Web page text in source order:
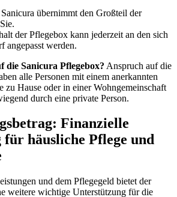
Sanicura übernimmt den Großteil der
der Pflegebox kann jederzeit an den sich
angepasst werden.
die Sanicura Pflegebox? Anspruch auf die
alle Personen mit einem anerkannten
zu Hause oder in einer Wohngemeinschaft
durch eine private Person.
Finanzielle
häusliche Pflege und
und dem Pflegegeld bietet der
weitere wichtige Unterstützung für die